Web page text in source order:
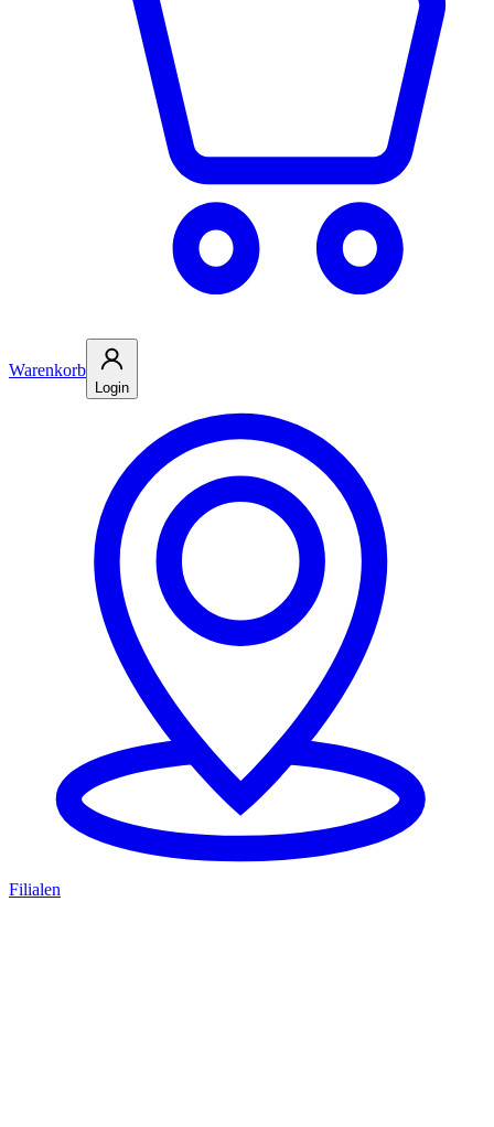
Warenkorb
Login
Filialen